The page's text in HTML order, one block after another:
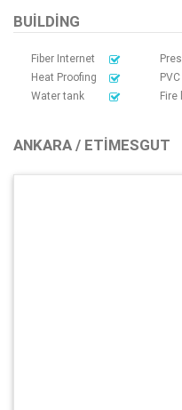
BUILDING
Fiber Internet
Heat Proofing
Water tank
Fire
ANKARA / ETIMESGUT